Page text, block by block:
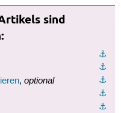
sind
⚓︎
⚓︎
⚓︎
, optional
⚓︎
⚓︎